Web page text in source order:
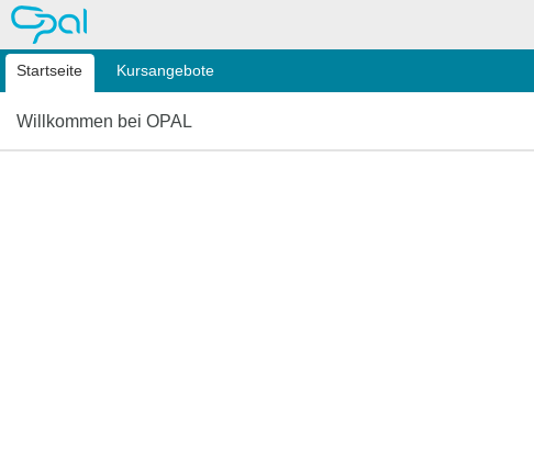
OPAL
Startseite Kursangebote
Willkommen bei OPAL